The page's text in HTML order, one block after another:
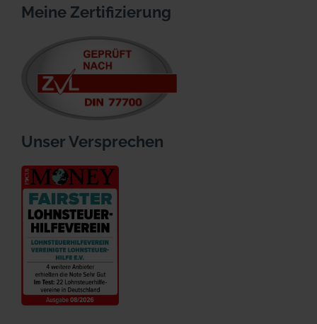
Meine Zertifizierung
Unser Versprechen